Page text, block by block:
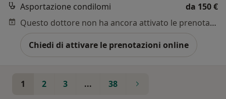
Asportazione condilomi
da 150 €
Questo dottore non ha ancora attivato le prenotazioni online presso questo indirizzo.
Chiedi di attivare le prenotazioni online
1 2 3 ... 38